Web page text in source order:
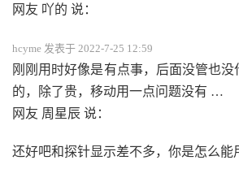
网友 吖的 说：
hcyme 发表于 2022-7-25 12:59
刚刚用时好像是有点事，后面没管也
的，除了贵，移动用一点问题没有 …
网友 周星辰 说：
还好吧和探针显示差不多，你是怎么能